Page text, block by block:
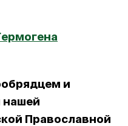
и
нашей
Православной